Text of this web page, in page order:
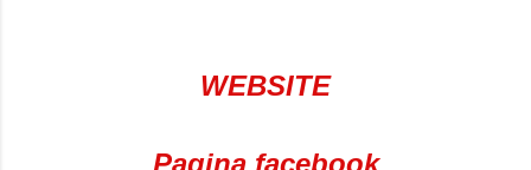
WEBSITE
Pagina facebook